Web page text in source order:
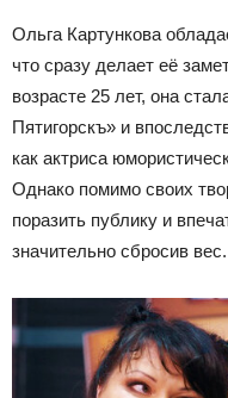
Ольга Картункова
что сразу делает её
возрасте 25 лет, она
Пятигорскъ» и
как актриса
Однако помимо своих
поразить публику и
значительно сбросив вес.